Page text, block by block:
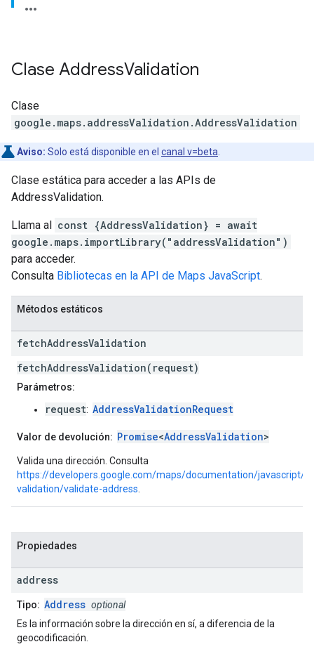
Clase AddressValidation
Clase
google.maps.addressValidation .AddressValidation
Aviso: Solo está disponible en el canal v=beta
Clase estática para acceder a las APIs de
AddressValidation.
Llama al const {AddressValidation} = await
google.maps.importLibrary("addressValidation")
para acceder.
Consulta Bibliotecas en la API de Maps JavaScript.
Métodos estáticos
fetchAddressValidation
fetchAddressValidation(request)
Parámetros:
request: AddressValidationRequest
Valor de devolución: Promise<AddressValidation>
Valida una dirección. Consulta
https://developers.google.com/maps/documentation/javascript/
validation/validate-address
Propiedades
address
Tipo: Address optional
Es la información sobre la dirección en sí, a diferencia de la
geocodificación.